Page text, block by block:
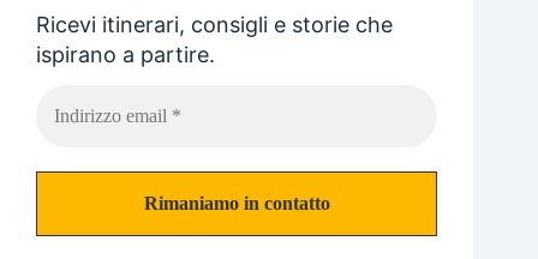
Ricevi itinerari, consigli e storie che
ispirano a partire.